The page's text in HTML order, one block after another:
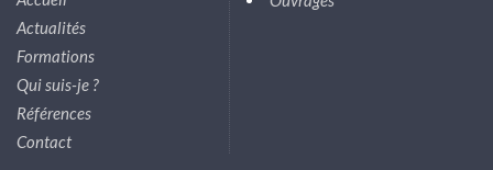
Actualités
Formations
Qui suis-je ?
Références
Contact